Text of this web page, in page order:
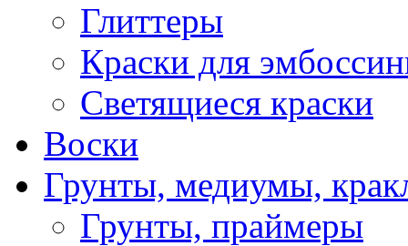
Глиттеры
Краски для
Светящиеся краски
Воски
Грунты, медиумы,
Грунты, праймеры